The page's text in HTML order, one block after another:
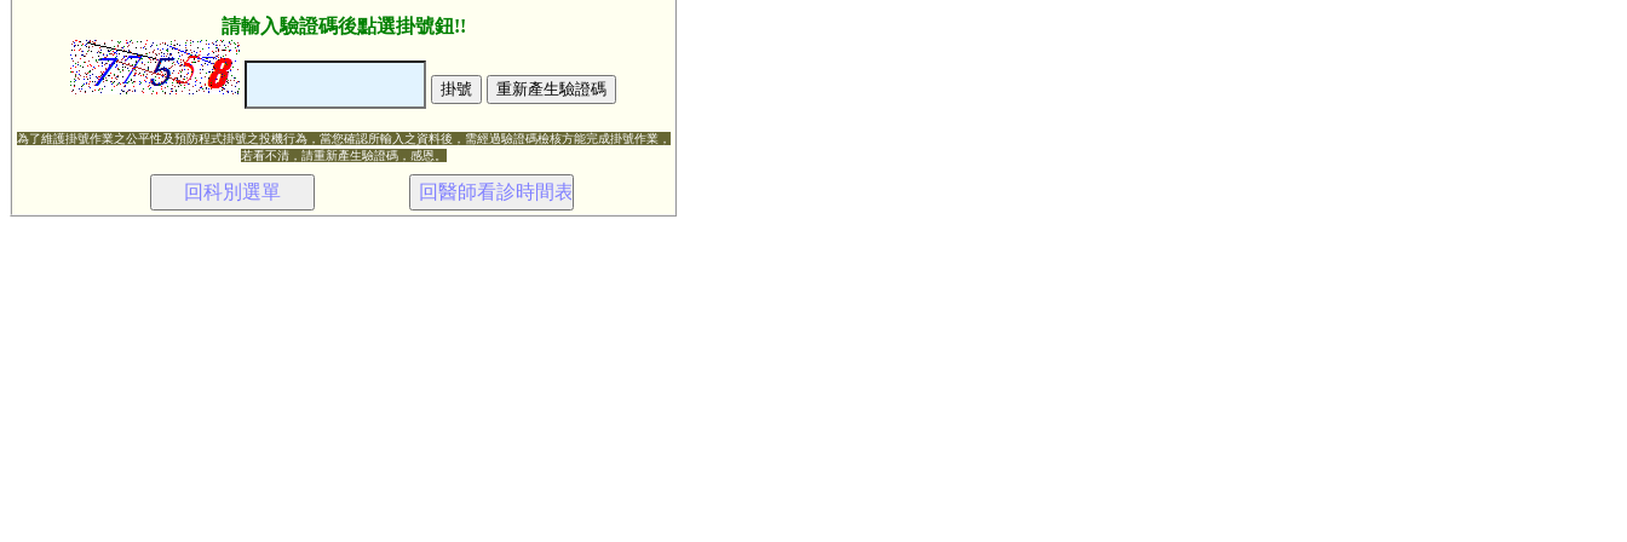
請輸入驗證碼後點選掛號鈕!!
為了維護掛號作業之公平性及預防程式掛號之投機行為，當您確認所輸入之資料後，需經過驗證碼檢核方能完成掛號作業，
若看不清，請重新產生驗證碼，感恩。